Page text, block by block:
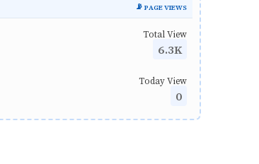
📡 PAGE VIEWS
Total View
6.3K
Today View
0